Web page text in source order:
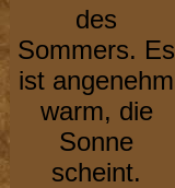
des
Sommers. Es
ist angenehm
warm, die
Sonne
scheint.